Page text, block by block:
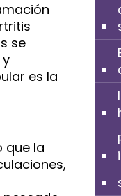
se
es la
que la